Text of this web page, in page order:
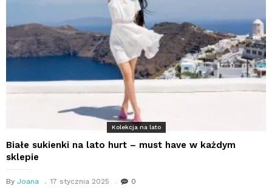
Kolekcja na lato
Białe sukienki na lato hurt – must have w każdym
sklepie
By Joana 17 stycznia 2025 0